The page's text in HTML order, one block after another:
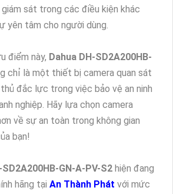
sát trong các điều kiện khác
yên tâm cho người dùng.
điểm này, Dahua DH-SD2A200HB-
chỉ là một thiết bị camera quan sát
đắc lực trong việc bảo vệ an ninh
nghiệp. Hãy lựa chọn camera
về sự an toàn trong không gian
bạn!
SD2A200HB-GN-A-PV-S2 hiện đang
hãng tại An Thành Phát với mức